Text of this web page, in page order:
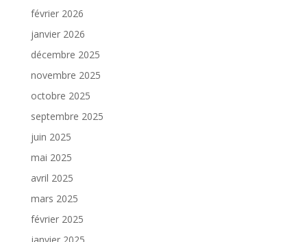
février 2026
janvier 2026
décembre 2025
novembre 2025
octobre 2025
septembre 2025
juin 2025
mai 2025
avril 2025
mars 2025
février 2025